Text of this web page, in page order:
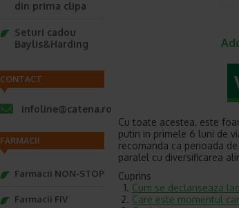
Cu toate acestea, este
putin in primele 6 luni de
recomanda ca perioada
paralel cu diversificarea
Cuprins
Cum se declanseaza
Care este momentul
din prima clipa
Seturi cadou
Baylis&Harding
CONTACT
infoline@catena.ro
FARMACII
Farmacii NON-STOP
Farmacii FIV